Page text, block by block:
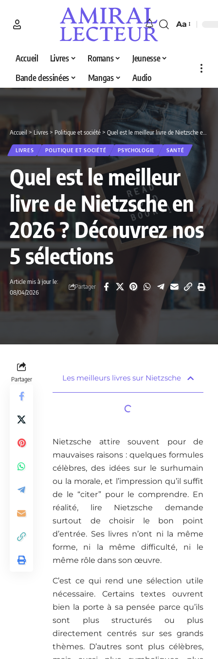
Aa
Accueil Livres Romans
Jeunesse
Bande dessinées
Mangas Audio
Accueil > Livres> Politique et société> Quel est le meilleur livre de Nietzsche en 2026 ? Découvrez nos 5 sélections
LIVRES POLITIQUE ET SOCIÉTÉ PSYCHOLOGIE SANTÉ
Quel est le meilleur
livre de Nietzsche en
2026 ? Découvrez nos
5 sélections
Article mis à jour le:
08/04/2026
Partager
Partager Les meilleurs livres sur Nietzsche
Nietzsche attire souvent pour de
mauvaises raisons : quelques formules
célèbres, des idées sur le surhumain
ou la morale, et l’impression qu’il suffit
de le “citer” pour le comprendre. En
réalité, lire Nietzsche demande
surtout de choisir le bon point
d’entrée. Ses livres n’ont ni la même
forme, ni la même difficulté, ni le
même rôle dans son œuvre.
C’est ce qui rend une sélection utile
nécessaire. Certains textes ouvrent
bien la porte à sa pensée parce qu’ils
sont plus structurés ou plus
directement centrés sur ses grands
thèmes. D’autres sont plus célèbres,